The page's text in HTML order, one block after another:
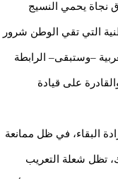
نجاة يحمي النسيج
التي تقي الوطن شرور
–وستبقى– الرابطة
على قيادة
البقاء، في ظل ممانعة
تظل شعلة التعريب